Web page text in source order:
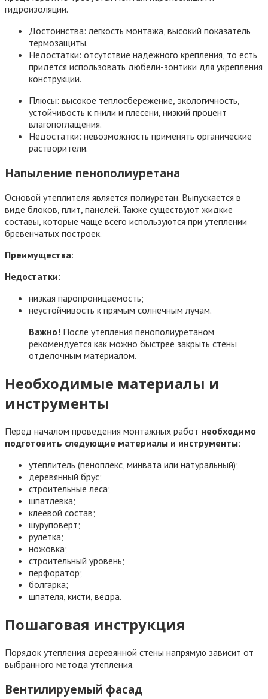
гидроизоляции.
Достоинства: легкость монтажа, высокий показатель
термозащиты.
Недостатки: отсутствие надежного крепления, то есть
придется использовать дюбели-зонтики для укрепления
конструкции.
Плюсы: высокое теплосбережение, экологичность,
устойчивость к гнили и плесени, низкий процент
влагопоглащения.
Недостатки: невозможность применять органические
растворители.
Напыление пенополиуретана
Основой утеплителя является полиуретан. Выпускается в
виде блоков, плит, панелей. Также существуют жидкие
составы, которые чаще всего используются при утеплении
бревенчатых построек.
Преимущества:
Недостатки:
низкая паропроницаемость;
неустойчивость к прямым солнечным лучам.
Важно! После утепления пенополиуретаном
рекомендуется как можно быстрее закрыть стены
отделочным материалом.
Необходимые материалы и
инструменты
Перед началом проведения монтажных работ необходимо
подготовить следующие материалы и инструменты:
утеплитель (пеноплекс, минвата или натуральный);
деревянный брус;
строительные леса;
шпатлевка;
клеевой состав;
шуруповерт;
рулетка;
ножовка;
строительный уровень;
перфоратор;
болгарка;
шпателя, кисти, ведра.
Пошаговая инструкция
Порядок утепления деревянной стены напрямую зависит от
выбранного метода утепления.
Вентилируемый фасад